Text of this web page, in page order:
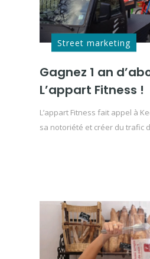
Street marketing
Gagnez 1 an
L’appart Fitness !
L’appart Fitness fait appel à
sa notoriété et créer du trafic